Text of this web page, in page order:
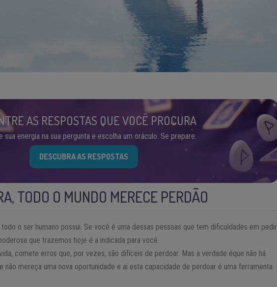
AS RESPOSTAS QUE VOCÊ PROCURA
sua energia na sua pergunta e escolha um oráculo. Se prepare.
DESCUBRA AS RESPOSTAS
TODO O MUNDO MERECE PERDÃO
o ser humano possui. Se você é uma dessas pessoas que tem dificuldades em pedir
que trazemos hoje é a indicada para você.
comete erros que, por vezes, são difíceis de perdoar. Mas a verdade éque não há
não mereça uma nova oportunidade e ai esta capacidade de perdoar é uma ferramenta